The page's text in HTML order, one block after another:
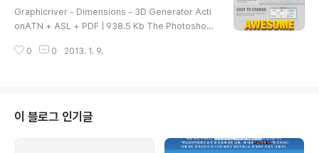
Graphicriver - Dimensions - 3D Generator Acti
onATN + ASL + PDF | 938.5 Kb The Photoshop
ever you want (text, image, shape, etc,) in 3D. Fe
Multidirectional shadow and Underneath shado
w.-Easy to change: The cha..
0 0 2013. 1. 9.
이 블로그 인기글